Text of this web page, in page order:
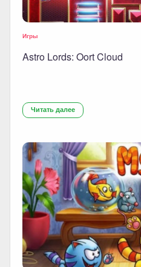
Игры
Astro Lords: Oort Cloud
Читать далее